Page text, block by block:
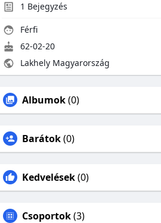
1 Bejegyzés
Férfi
62-02-20
Lakhely Magyarország
Albumok(0)
Barátok(0)
Kedvelések(0)
Csoportok(3)